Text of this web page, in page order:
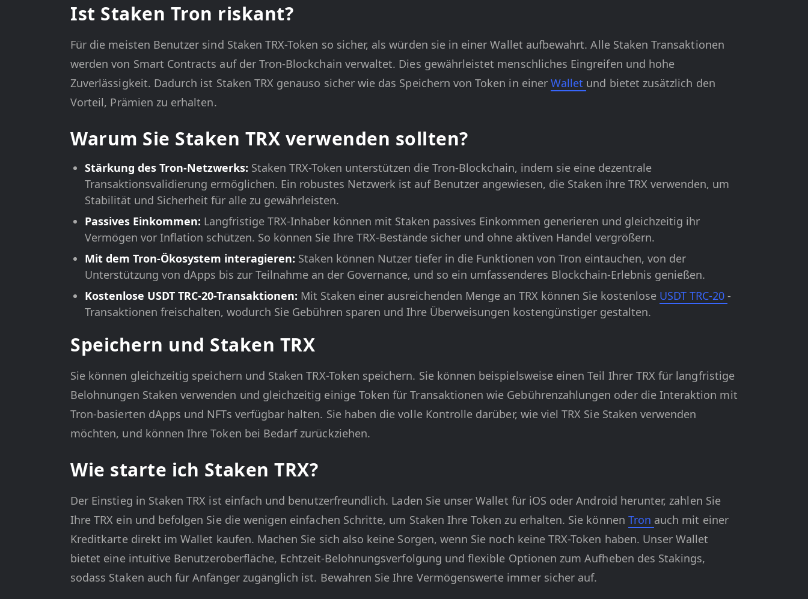
Ist Staken Tron riskant?
Für die meisten Benutzer sind Staken TRX-Token so sicher, als würden sie in einer Wallet aufbewahrt. Alle Staken Transaktionen
werden von Smart Contracts auf der Tron-Blockchain verwaltet. Dies gewährleistet menschliches Eingreifen und hohe
Zuverlässigkeit. Dadurch ist Staken TRX genauso sicher wie das Speichern von Token in einer Wallet und bietet zusätzlich den
Vorteil, Prämien zu erhalten.
Warum Sie Staken TRX verwenden sollten?
Stärkung des Tron-Netzwerks: Staken TRX-Token unterstützen die Tron-Blockchain, indem sie eine dezentrale
Transaktionsvalidierung ermöglichen. Ein robustes Netzwerk ist auf Benutzer angewiesen, die Staken ihre TRX verwenden, um
Stabilität und Sicherheit für alle zu gewährleisten.
Passives Einkommen: Langfristige TRX-Inhaber können mit Staken passives Einkommen generieren und gleichzeitig ihr
Vermögen vor Inflation schützen. So können Sie Ihre TRX-Bestände sicher und ohne aktiven Handel vergrößern.
Mit dem Tron-Ökosystem interagieren: Staken können Nutzer tiefer in die Funktionen von Tron eintauchen, von der
Unterstützung von dApps bis zur Teilnahme an der Governance, und so ein umfassenderes Blockchain-Erlebnis genießen.
Kostenlose USDT TRC-20-Transaktionen: Mit Staken einer ausreichenden Menge an TRX können Sie kostenlose USDT TRC-20 -
Transaktionen freischalten, wodurch Sie Gebühren sparen und Ihre Überweisungen kostengünstiger gestalten.
Speichern und Staken TRX
Sie können gleichzeitig speichern und Staken TRX-Token speichern. Sie können beispielsweise einen Teil Ihrer TRX für langfristige
Belohnungen Staken verwenden und gleichzeitig einige Token für Transaktionen wie Gebührenzahlungen oder die Interaktion mit
Tron-basierten dApps und NFTs verfügbar halten. Sie haben die volle Kontrolle darüber, wie viel TRX Sie Staken verwenden
möchten, und können Ihre Token bei Bedarf zurückziehen.
Wie starte ich Staken TRX?
Der Einstieg in Staken TRX ist einfach und benutzerfreundlich. Laden Sie unser Wallet für iOS oder Android herunter, zahlen Sie
Ihre TRX ein und befolgen Sie die wenigen einfachen Schritte, um Staken Ihre Token zu erhalten. Sie können Tron auch mit einer
Kreditkarte direkt im Wallet kaufen. Machen Sie sich also keine Sorgen, wenn Sie noch keine TRX-Token haben. Unser Wallet
bietet eine intuitive Benutzeroberfläche, Echtzeit-Belohnungsverfolgung und flexible Optionen zum Aufheben des Stakings,
sodass Staken auch für Anfänger zugänglich ist. Bewahren Sie Ihre Vermögenswerte immer sicher auf.